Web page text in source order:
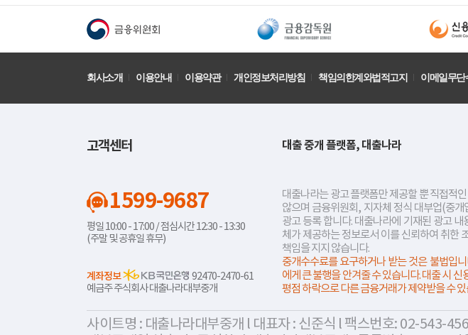
회사소개 이용안내 이용약관 개인정보처리방침 책임의한계와법적고지 이메일무단
고객센터
1599-9687
평일 10:00 - 17:00 / 점심시간 12:30 - 13:30
(주말 및 공휴일 휴무)
계좌정보
92470-2470-61
예금주 주식회사 대출나라대부중개
대출 중개 플랫폼, 대출나라
대출나라는 광고 플랫폼만 제공할 뿐 직접적
않으며 금융위원회, 지자체 정식 대부업(중개
광고 등록 합니다. 대출나라에 기재된 광고 내
체가 제공하는 정보로서 이를 신뢰하여 취한
책임을 지지 않습니다.
중개수수료를 요구하거나 받는 것은 불법입
에게 큰 불행을 안겨줄 수 있습니다. 대출 시 신
평점 하락으로 다른 금융거래가 제약받을 수
사이트명 : 대출나라대부중개 l 대표자 : 신준식 l 팩스번호: 02-543-